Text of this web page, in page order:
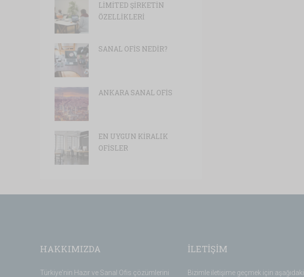
LİMİTED ŞİRKETİN
ÖZELLİKLERİ
SANAL OFİS NEDİR?
ANKARA SANAL OFİS
EN UYGUN KİRALIK
OFİSLER
HAKKIMIZDA
Türkiye'nin Hazır ve Sanal Ofis çözümlerini
İLETİŞİM
Bizimle iletişime geçmek için aşağıdaki